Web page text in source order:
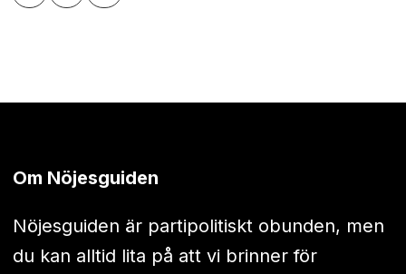
Om Nöjesguiden
Nöjesguiden är partipolitiskt obunden, men
du kan alltid lita på att vi brinner för